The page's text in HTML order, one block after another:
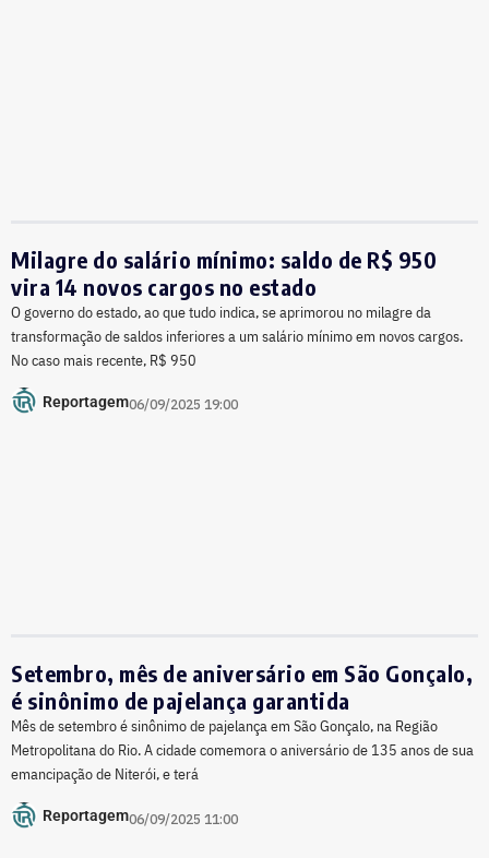
Milagre do salário mínimo: saldo de R$ 950
vira 14 novos cargos no estado
O governo do estado, ao que tudo indica, se aprimorou no milagre da
transformação de saldos inferiores a um salário mínimo em novos cargos.
No caso mais recente, R$ 950
Reportagem06/09/2025 19:00
Setembro, mês de aniversário em São Gonçalo,
é sinônimo de pajelança garantida
Mês de setembro é sinônimo de pajelança em São Gonçalo, na Região
Metropolitana do Rio. A cidade comemora o aniversário de 135 anos de sua
emancipação de Niterói, e terá
Reportagem06/09/2025 11:00